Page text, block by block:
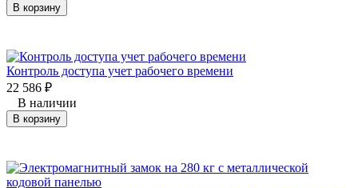
В корзину
Контроль доступа учет рабочего времени
22 586 ₽
В наличии
В корзину